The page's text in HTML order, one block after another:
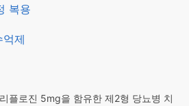
복용
제
플로진 5mg을 함유한 제2형 당뇨병 치